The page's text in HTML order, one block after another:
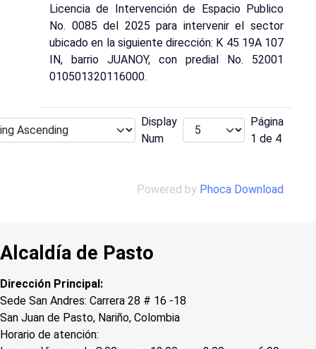
Licencia de Intervención de Espacio Publico
No. 0085 del 2025 para intervenir el sector
ubicado en la siguiente dirección: K 45 19A 107
IN, barrio JUANOY, con predial No. 52001
010501320116000.
Display
Num
Página
1 de 4
Powered by Phoca Download
Alcaldía de Pasto
Dirección Principal:
Sede San Andres: Carrera 28 # 16 -18
San Juan de Pasto, Nariño, Colombia
Horario de atención: